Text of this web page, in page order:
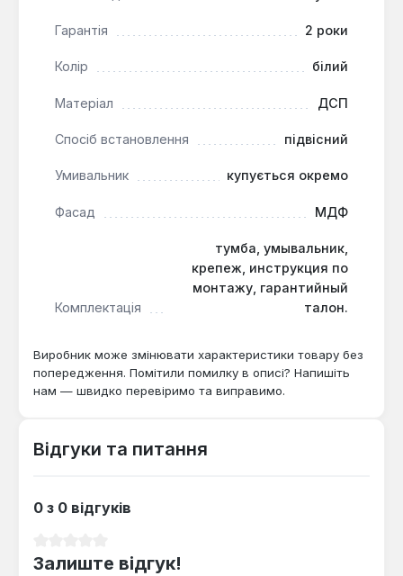
Тумба Cersanit Stillo виробництва Польщі підходить
для облаштування компактних або середніх за
рішенням для тих, хто обирає умивальник із
металево-скляними акцентами.
Гарантія 2 роки
Колір білий
Матеріал ДСП
Спосіб встановлення підвісний
Умивальник купується окремо
Фасад МДФ
Комплектація
тумба, умывальник,
крепеж, инструкция по
монтажу, гарантийный
талон.
Виробник може змінювати характеристики товару без
попередження. Помітили помилку в описі? Напишіть
нам — швидко перевіримо та виправимо.
Відгуки та питання
0 з 0 відгуків
Залиште відгук!